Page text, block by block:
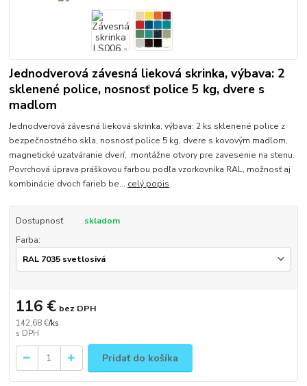
Jednodverová závesná lieková skrinka, výbava: 2
sklenené police, nosnosť police 5 kg, dvere s
madlom
Jednodverová závesná lieková skrinka, výbava: 2 ks sklenené police z
bezpečnostného skla, nosnosť police 5 kg, dvere s kovovým madlom,
magnetické uzatváranie dverí, montážne otvory pre zavesenie na stenu.
Povrchová úprava práškovou farbou podľa vzorkovníka RAL, možnosť aj
kombinácie dvoch farieb be... celý popis
Dostupnosť
skladom
Farba:
142,68 €/ks
116 € bez DPH
Pridať do košíka